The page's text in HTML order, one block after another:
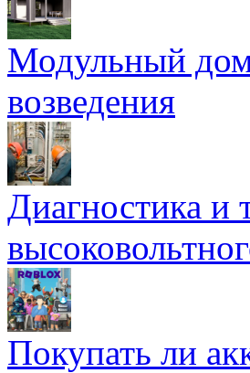
Модульный
возведения
Диагностика и
Покупать ли